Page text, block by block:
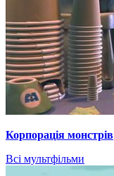
Корпорація монстрів
Всі мультфільми